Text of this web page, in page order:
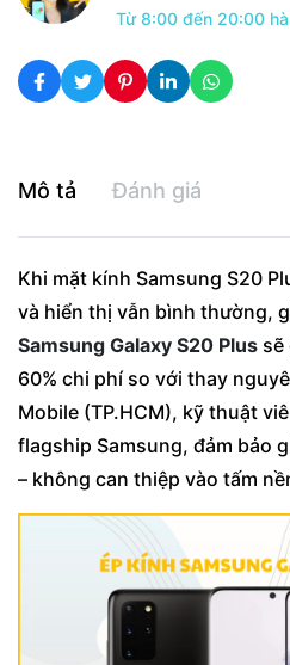
Từ 8:00 đến 20:00
Mô tả Đánh giá
Khi mặt kính Samsung S20
và hiển thị vẫn bình thường,
Samsung Galaxy S20 Plus sẽ
60% chi phí so với thay
Mobile (TP.HCM), kỹ thuật
flagship Samsung, đảm bảo
– không can thiệp vào tấm